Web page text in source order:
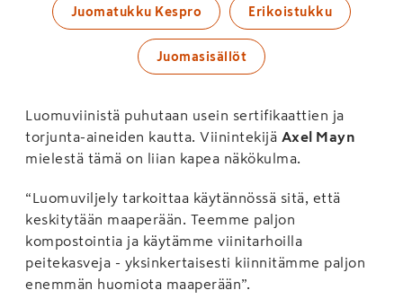
Juomatukku Kespro Erikoistukku
Juomasisällöt
Luomuviinistä puhutaan usein sertifikaattien ja
torjunta-aineiden kautta. Viinintekijä Axel Mayn
mielestä tämä on liian kapea näkökulma.
“Luomuviljely tarkoittaa käytännössä sitä, että
keskitytään maaperään. Teemme paljon
kompostointia ja käytämme viinitarhoilla
peitekasveja - yksinkertaisesti kiinnitämme paljon
enemmän huomiota maaperään”.